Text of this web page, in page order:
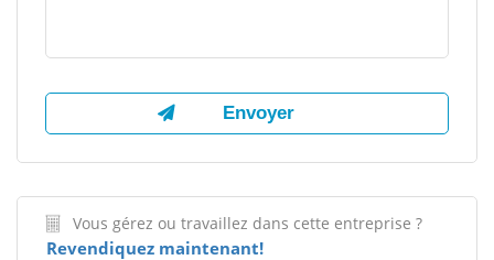
Vous gérez ou travaillez dans cette entreprise ?
Revendiquez maintenant!